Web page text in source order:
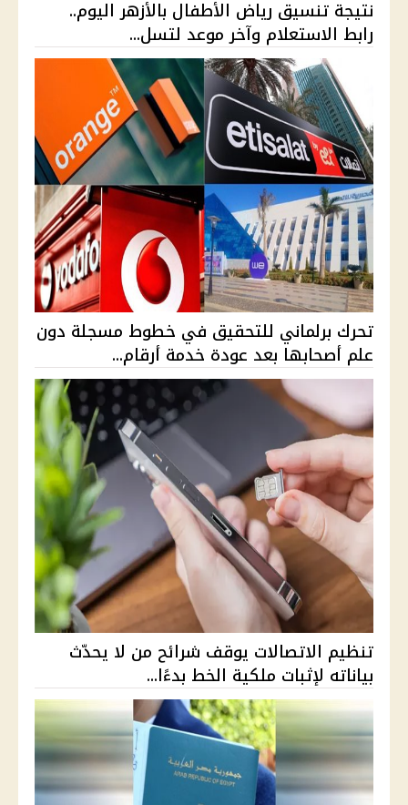
نتيجة تنسيق رياض الأطفال بالأزهر اليوم..
رابط الاستعلام وآخر موعد لتسل...
تحرك برلماني للتحقيق في خطوط مسجلة دون
علم أصحابها بعد عودة خدمة أرقام...
تنظيم الاتصالات يوقف شرائح من لا يحدّث
بياناته لإثبات ملكية الخط بدءًا...